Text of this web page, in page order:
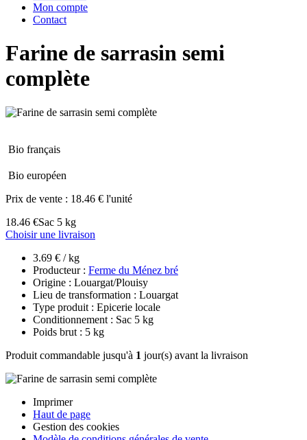
Mon compte
Contact
Farine de sarrasin semi
complète
Bio français
Bio européen
Prix de vente : 18.46 € l'unité
18.46 €Sac 5 kg
Choisir une livraison
3.69 € / kg
Producteur : Ferme du Ménez bré
Origine : Louargat/Plouisy
Lieu de transformation : Louargat
Type produit : Epicerie locale
Conditionnement : Sac 5 kg
Poids brut : 5 kg
Produit commandable jusqu'à 1 jour(s) avant la livraison
Imprimer
Haut de page
Gestion des cookies